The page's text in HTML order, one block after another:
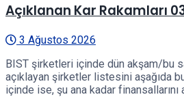
Açıklanan Kar Rakamları
3 Ağustos 2026
BIST şirketleri içinde dün akşam/bu
açıklayan şirketler listesini aşağıda
içinde ise, şu ana kadar finansallarını